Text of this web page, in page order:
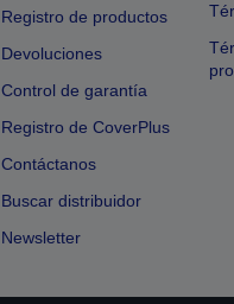
Registro de productos
Devoluciones
Control de garantía
Registro de CoverPlus
Contáctanos
Buscar distribuidor
Newsletter